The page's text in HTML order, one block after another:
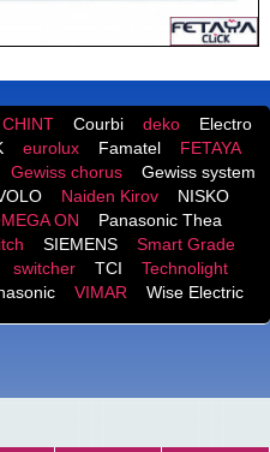
CHINT Courbi deko
Electro
eurolux Famatel
FETAYA
Gewiss chorus
Gewiss system
Naiden Kirov
NISKO
ON
Panasonic Thea
SIEMENS
Smart Grade
switcher TCI
Technolight
VIMAR Wise Electric